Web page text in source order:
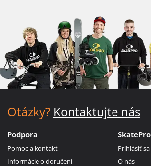
Otázky? Kontaktujte nás
Podpora
Pomoc a kontakt
Informácie o doručení
SkatePro
Prihlásiť sa
O nás